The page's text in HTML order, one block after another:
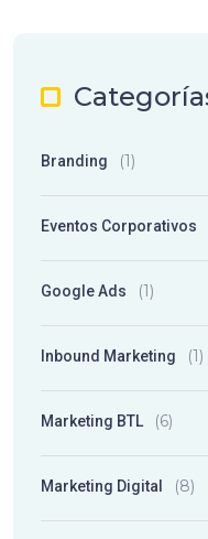
Branding (1)
Eventos Corporativos
Google Ads (1)
Inbound Marketing (1)
Marketing BTL (6)
Marketing Digital (8)